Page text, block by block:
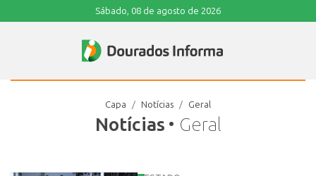
Sábado, 08 de agosto de 2026
Notícias • Geral
Capa Notícias Geral